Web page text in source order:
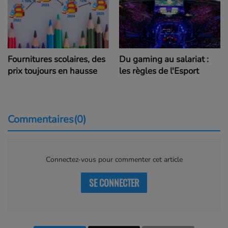
Fournitures scolaires, des
prix toujours en hausse
Du gaming au salariat :
les règles de l'Esport
Commentaires(0)
Connectez-vous pour commenter cet article
SE CONNECTER